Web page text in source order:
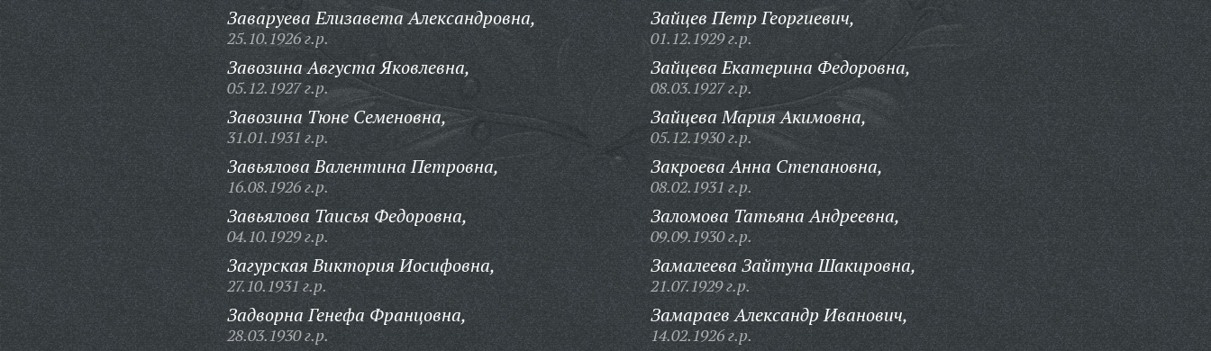
Заваруева Елизавета Александровна,
25.10.1926 г.р.
Завозина Августа Яковлевна,
05.12.1927 г.р.
Завозина Тюне Семеновна,
31.01.1931 г.р.
Завьялова Валентина Петровна,
16.08.1926 г.р.
Завьялова Таисья Федоровна,
04.10.1929 г.р.
Загурская Виктория Иосифовна,
27.10.1931 г.р.
Задворна Генефа Францовна,
28.03.1930 г.р.
Зайцев Петр Георгиевич,
01.12.1929 г.р.
Зайцева Екатерина Федоровна,
08.03.1927 г.р.
Зайцева Мария Акимовна,
05.12.1930 г.р.
Закроева Анна Степановна,
08.02.1931 г.р.
Заломова Татьяна Андреевна,
09.09.1930 г.р.
Замалеева Зайтуна Шакировна,
21.07.1929 г.р.
Замараев Александр Иванович,
14.02.1926 г.р.